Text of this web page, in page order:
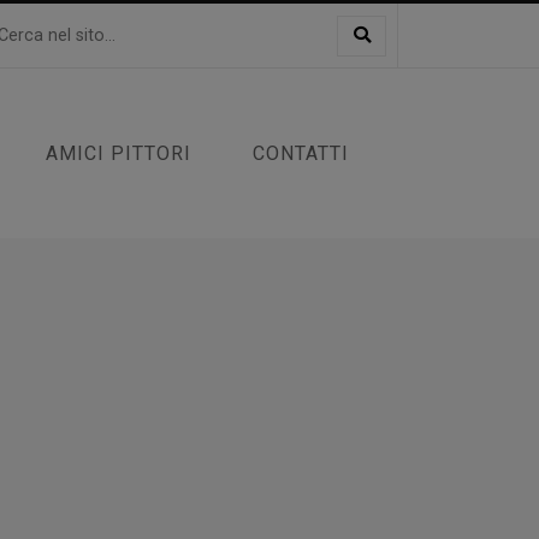
AMICI PITTORI CONTATTI